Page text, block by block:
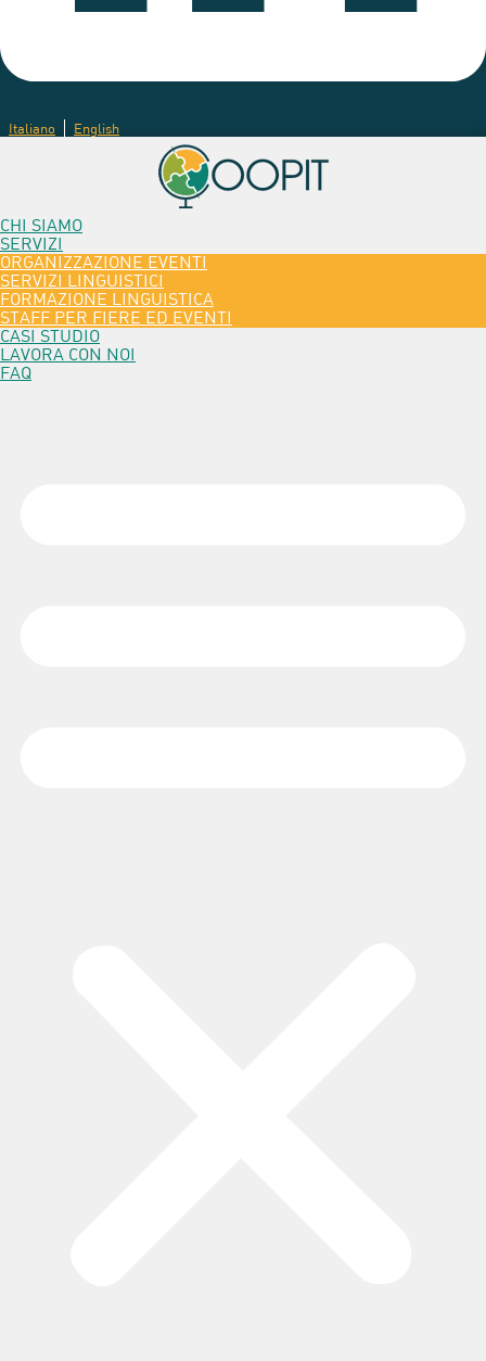
Italiano English
CHI SIAMO
SERVIZI
ORGANIZZAZIONE EVENTI
SERVIZI LINGUISTICI
FORMAZIONE LINGUISTICA
STAFF PER FIERE ED EVENTI
CASI STUDIO
LAVORA CON NOI
FAQ